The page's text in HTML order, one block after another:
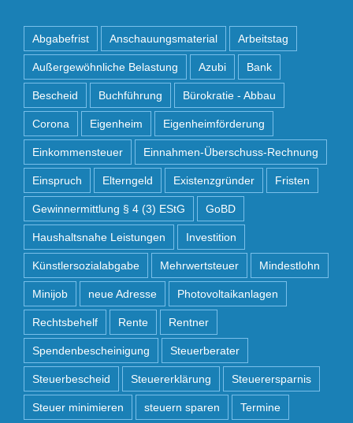
Abgabefrist Anschauungsmaterial Arbeitstag
Außergewöhnliche Belastung Azubi Bank
Bescheid Buchführung Bürokratie - Abbau
Corona Eigenheim Eigenheimförderung
Einkommensteuer Einnahmen-Überschuss-Rechnung
Einspruch Elterngeld Existenzgründer Fristen
Gewinnermittlung § 4 (3) EStG GoBD
Haushaltsnahe Leistungen Investition
Künstlersozialabgabe Mehrwertsteuer Mindestlohn
Minijob neue Adresse Photovoltaikanlagen
Rechtsbehelf Rente Rentner
Spendenbescheinigung Steuerberater
Steuerbescheid Steuererklärung Steuerersparnis
Steuer minimieren steuern sparen Termine